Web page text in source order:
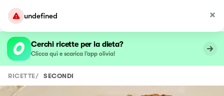
undefined
Cerchi ricette per la dieta?
Clicca qui e scarica l’app olivia!
RICETTE/ SECONDI